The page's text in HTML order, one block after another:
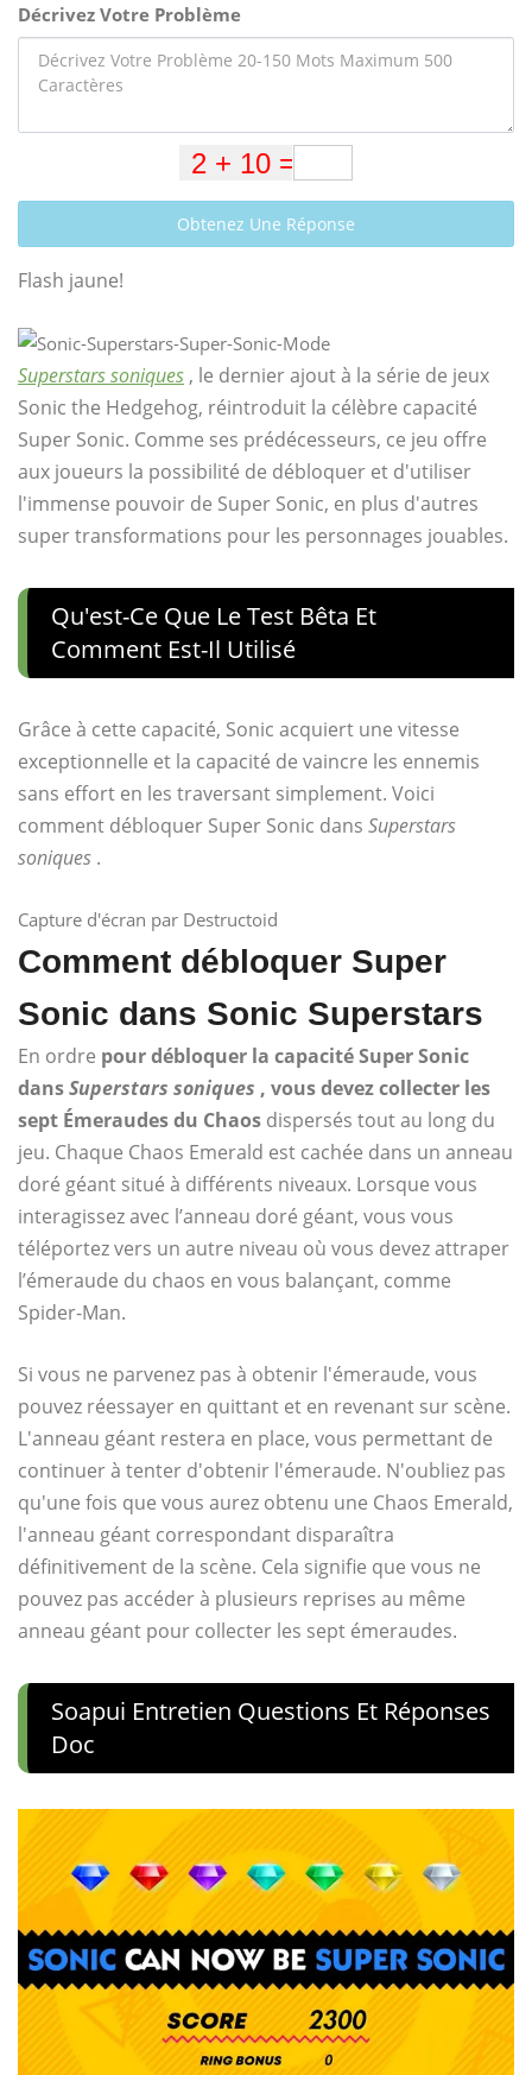
Décrivez Votre Problème
Obtenez Une Réponse
Flash jaune!
Superstars soniques , le dernier ajout à la série de jeux
Sonic the Hedgehog, réintroduit la célèbre capacité
Super Sonic. Comme ses prédécesseurs, ce jeu offre
aux joueurs la possibilité de débloquer et d'utiliser
l'immense pouvoir de Super Sonic, en plus d'autres
super transformations pour les personnages jouables.
Qu'est-Ce Que Le Test Bêta Et
Comment Est-Il Utilisé
Grâce à cette capacité, Sonic acquiert une vitesse
exceptionnelle et la capacité de vaincre les ennemis
sans effort en les traversant simplement. Voici
comment débloquer Super Sonic dans Superstars
soniques .
Capture d'écran par Destructoid
Comment débloquer Super
Sonic dans Sonic Superstars
En ordre pour débloquer la capacité Super Sonic
dansSuperstars soniques , vous devez collecter les
sept Émeraudes du Chaos dispersés tout au long du
jeu. Chaque Chaos Emerald est cachée dans un anneau
doré géant situé à différents niveaux. Lorsque vous
interagissez avec l’anneau doré géant, vous vous
téléportez vers un autre niveau où vous devez attraper
l’émeraude du chaos en vous balançant, comme
Spider-Man.
Si vous ne parvenez pas à obtenir l'émeraude, vous
pouvez réessayer en quittant et en revenant sur scène.
L'anneau géant restera en place, vous permettant de
continuer à tenter d'obtenir l'émeraude. N'oubliez pas
qu'une fois que vous aurez obtenu une Chaos Emerald,
l'anneau géant correspondant disparaîtra
définitivement de la scène. Cela signifie que vous ne
pouvez pas accéder à plusieurs reprises au même
anneau géant pour collecter les sept émeraudes.
Soapui Entretien Questions Et Réponses
Doc